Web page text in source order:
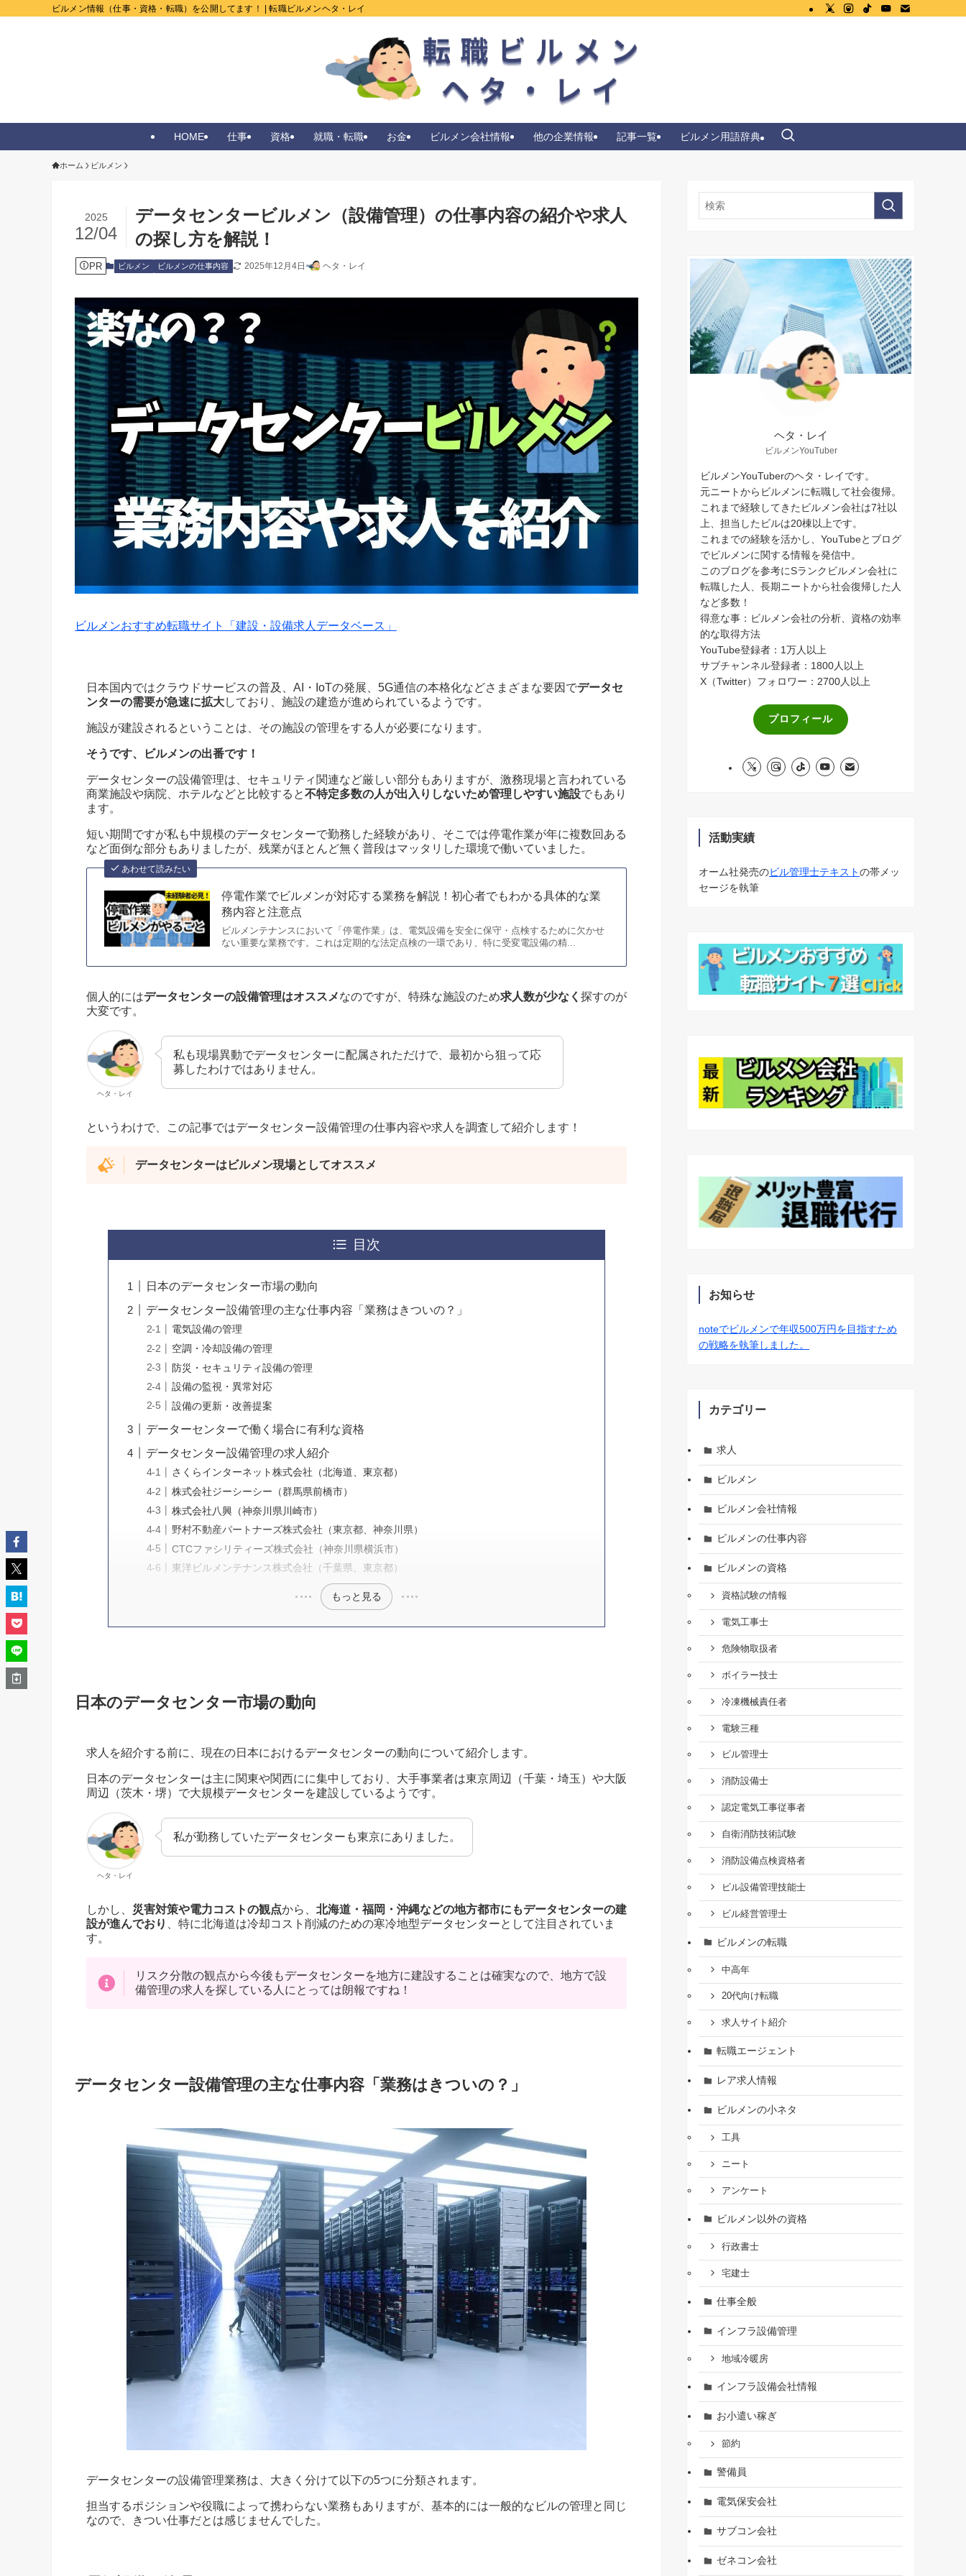
ビルメン情報（仕事・資格・転職）を公開してます！ | 転職ビルメンヘタ・レイ
HOME 仕事 資格 就職・転職 お金 ビルメン会社情報 他の企業情報 記事一覧 ビルメン用語辞典
ホーム ビルメン
データセンタービルメン（設備管理）の仕事内容の紹介や求人
の探し方を解説！
2025
12/04
PR ビルメン ビルメンの仕事内容 2025年12月4日 ヘタ・レイ
ビルメンおすすめ転職サイト「建設・設備求人データベース」
日本国内ではクラウドサービスの普及、AI・IoTの発展、5G通信の本格化などさまざまな要因でデータセ
ンターの需要が急速に拡大しており、施設の建造が進められているようです。
施設が建設されるということは、その施設の管理をする人が必要になります。
そうです、ビルメンの出番です！
データセンターの設備管理は、セキュリティ関連など厳しい部分もありますが、激務現場と言われている
商業施設や病院、ホテルなどと比較すると不特定多数の人が出入りしないため管理しやすい施設でもあり
ます。
短い期間ですが私も中規模のデータセンターで勤務した経験があり、そこでは停電作業が年に複数回ある
など面倒な部分もありましたが、残業がほとんど無く普段はマッタリした環境で働いていました。
あわせて読みたい
停電作業でビルメンが対応する業務を解説！初心者でもわかる具体的な業
務内容と注意点
ビルメンテナンスにおいて「停電作業」は、電気設備を安全に保守・点検するために欠かせ
ない重要な業務です。これは定期的な法定点検の一環であり、特に受変電設備の精...
個人的にはデータセンターの設備管理はオススメなのですが、特殊な施設のため求人数が少なく 探すのが
大変です。
ヘタ・レイ
私も現場異動でデータセンターに配属されただけで、最初から狙って応
募したわけではありません。
というわけで、この記事ではデータセンター設備管理の仕事内容や求人を調査して紹介します！
データセンターはビルメン現場としてオススメ
目次
日本のデータセンター市場の動向
データセンター設備管理の主な仕事内容「業務はきついの？」
電気設備の管理
空調・冷却設備の管理
防災・セキュリティ設備の管理
設備の監視・異常対応
設備の更新・改善提案
データーセンターで働く場合に有利な資格
データセンター設備管理の求人紹介
さくらインターネット株式会社（北海道、東京都）
株式会社ジーシーシー（群馬県前橋市）
株式会社八興（神奈川県川崎市）
野村不動産パートナーズ株式会社（東京都、神奈川県）
CTCファシリティーズ株式会社（神奈川県横浜市）
東洋ビルメンテナンス株式会社（千葉県、東京都）
もっと見る
日本のデータセンター市場の動向
求人を紹介する前に、現在の日本におけるデータセンターの動向について紹介します。
日本のデータセンターは主に関東や関西にに集中しており、大手事業者は東京周辺（千葉・埼玉）や大阪
周辺（茨木・堺）で大規模データセンターを建設しているようです。
ヘタ・レイ
私が勤務していたデータセンターも東京にありました。
しかし、 災害対策や電力コストの観点から、 北海道・福岡・沖縄などの地方都市にもデータセンターの建
設が進んでおり
、特に北海道は冷却コスト削減のための寒冷地型データセンターとして注目されていま
す。
リスク分散の観点から今後もデータセンターを地方に建設することは確実なので、地方で設
備管理の求人を探している人にとっては朗報ですね！
データセンター設備管理の主な仕事内容「業務はきついの？」
データセンターの設備管理業務は、大きく分けて以下の5つに分類されます。
担当するポジションや役職によって携わらない業務もありますが、基本的には一般的なビルの管理と同じ
なので、きつい仕事だとは感じませんでした。
ヘタ・レイ
ビルメンYouTuber
ビルメンYouTuberのヘタ・レイです。
元ニートからビルメンに転職して社会復帰。
これまで経験してきたビルメン会社は7社以
上、担当したビルは20棟以上です。
これまでの経験を活かし、YouTubeとブログ
でビルメンに関する情報を発信中。
このブログを参考にSランクビルメン会社に
転職した人、長期ニートから社会復帰した人
など多数！
得意な事：ビルメン会社の分析、資格の効率
的な取得方法
YouTube登録者：1万人以上
サブチャンネル登録者：1800人以上
X（Twitter）フォロワー：2700人以上
プロフィール
活動実績
オーム社発売のビル管理士テキストの帯メッ
セージを執筆
お知らせ
noteでビルメンで年収500万円を目指すため
の戦略を執筆しました。
カテゴリー
求人
ビルメン
ビルメン会社情報
ビルメンの仕事内容
ビルメンの資格
資格試験の情報
電気工事士
危険物取扱者
ボイラー技士
冷凍機械責任者
電験三種
ビル管理士
消防設備士
認定電気工事従事者
自衛消防技術試験
消防設備点検資格者
ビル設備管理技能士
ビル経営管理士
ビルメンの転職
中高年
20代向け転職
求人サイト紹介
転職エージェント
レア求人情報
ビルメンの小ネタ
工具
ニート
アンケート
ビルメン以外の資格
行政書士
宅建士
仕事全般
インフラ設備管理
地域冷暖房
インフラ設備会社情報
お小遣い稼ぎ
節約
警備員
電気保安会社
サブコン会社
ゼネコン会社